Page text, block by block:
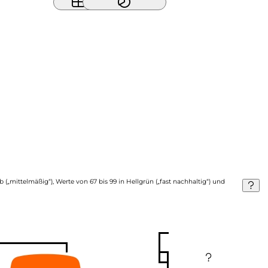
Werte von 67 bis 99 in Hellgrün („fast nachhaltig“) und